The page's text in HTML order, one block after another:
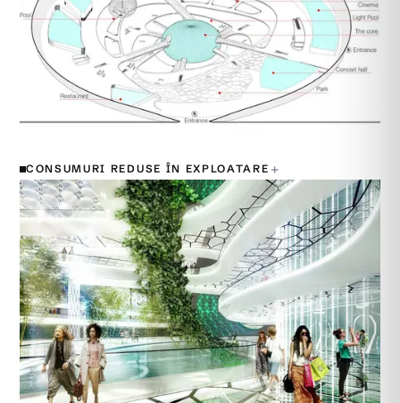
CONSUMURI REDUSE ÎN EXPLOATARE +